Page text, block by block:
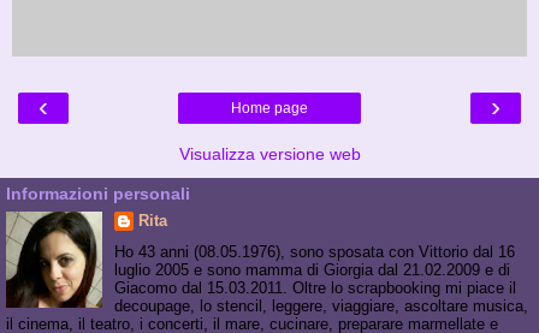
‹ ›
Home page
Visualizza versione web
Informazioni personali
Rita
Ho 43 anni (08.05.1976), sono sposata con Vittorio dal 16
luglio 2005 e sono mamma di Giorgia dal 21.02.2009 e di
Giacomo dal 15.03.2011. Oltre lo scrapbooking mi piace il
decoupage, lo stencil, leggere, viaggiare, ascoltare musica,
il cinema, il teatro, i concerti, il mare, cucinare, preparare marmellate e